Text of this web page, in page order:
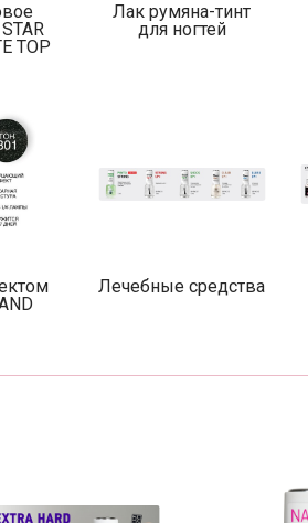
TOP
Лак румяна-тинт
для ногтей
Лечебные средства